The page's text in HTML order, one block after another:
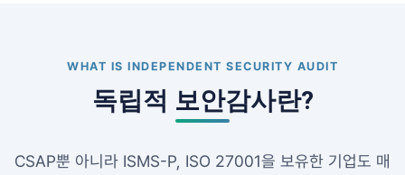
WHAT IS INDEPENDENT SECURITY AUDIT
독립적 보안감사란?
CSAP뿐 아니라 ISMS-P, ISO 27001을 보유한 기업도 매